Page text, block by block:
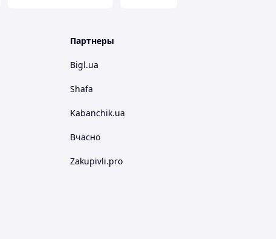
Партнеры
Bigl.ua
Shafa
Kabanchik.ua
Вчасно
Zakupivli.pro